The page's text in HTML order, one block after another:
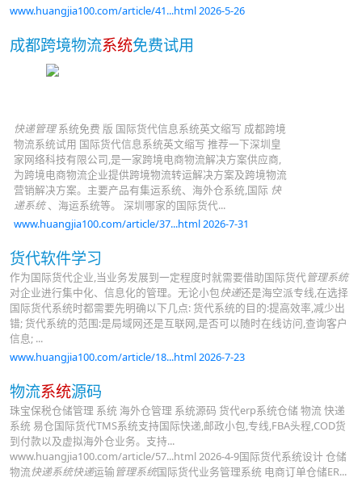
www.huangjia100.com/article/41...html 2026-5-26
成都跨境物流系统免费试用
快递管理系统免费 版 国际货代信息系统英文缩写 成都跨境
物流系统试用 国际货代信息系统英文缩写 推荐一下深圳皇
家网络科技有限公司,是一家跨境电商物流解决方案供应商,
为跨境电商物流企业提供跨境物流转运解决方案及跨境物流
营销解决方案。主要产品有集运系统、海外仓系统,国际 快
递系统、海运系统等。 深圳哪家的国际货代...
www.huangjia100.com/article/37...html 2026-7-31
货代软件学习
作为国际货代企业,当业务发展到一定程度时就需要借助国际货代管理系统
对企业进行集中化、信息化的管理。无论小包快递还是海空派专线,在选择
国际货代系统时都需要先明确以下几点: 货代系统的目的:提高效率,减少出
错; 货代系统的范围:是局域网还是互联网,是否可以随时在线访问,查询客户
信息; ...
www.huangjia100.com/article/18...html 2026-7-23
物流系统源码
珠宝保税仓储管理 系统 海外仓管理 系统源码 货代erp系统仓储 物流 快递
系统 易仓国际货代TMS系统支持国际快递,邮政小包,专线,FBA头程,COD货
到付款以及虚拟海外仓业务。支持...
www.huangjia100.com/article/57...html 2026-4-9国际货代系统设计 仓储
物流快递系统快递运输管理系统国际货代业务管理系统 电商订单仓储ER...